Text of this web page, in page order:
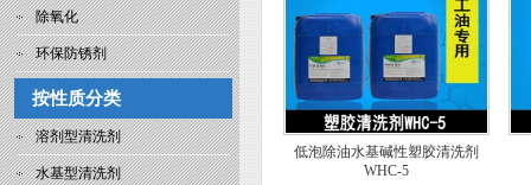
除氧化
环保防锈剂
按性质分类
溶剂型清洗剂
水基型清洗剂
低泡除油水基碱性塑胶清洗剂
WHC-5